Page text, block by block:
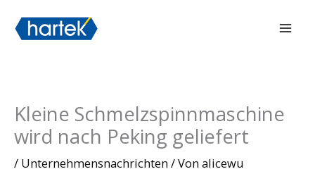
Inhalt
Kleine Schmelzspinnmaschine
wird nach Peking geliefert
/ Unternehmensnachrichten / Von alicewu